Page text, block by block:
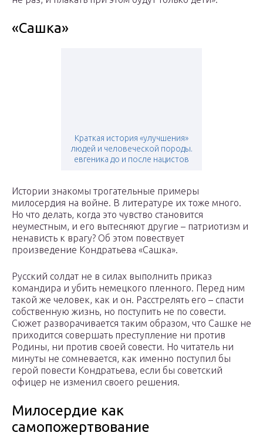
«Сашка»
Краткая история «улучшения»
людей и человеческой породы.
евгеника до и после нацистов
Истории знакомы трогательные примеры
милосердия на войне. В литературе их тоже много.
Но что делать, когда это чувство становится
неуместным, и его вытесняют другие – патриотизм и
ненависть к врагу? Об этом повествует
произведение Кондратьева «Сашка».
Русский солдат не в силах выполнить приказ
командира и убить немецкого пленного. Перед ним
такой же человек, как и он. Расстрелять его – спасти
собственную жизнь, но поступить не по совести.
Сюжет разворачивается таким образом, что Сашке не
приходится совершать преступление ни против
Родины, ни против своей совести. Но читатель ни
минуты не сомневается, как именно поступил бы
герой повести Кондратьева, если бы советский
офицер не изменил своего решения.
Милосердие как
самопожертвование